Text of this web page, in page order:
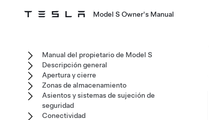
Model S Owner's Manual
Manual del propietario de Model S
Descripción general
Apertura y cierre
Zonas de almacenamiento
Asientos y sistemas de sujeción de
seguridad
Conectividad